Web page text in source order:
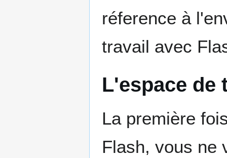
réference à
travail avec
L'espace de
La première
Flash, vous ne